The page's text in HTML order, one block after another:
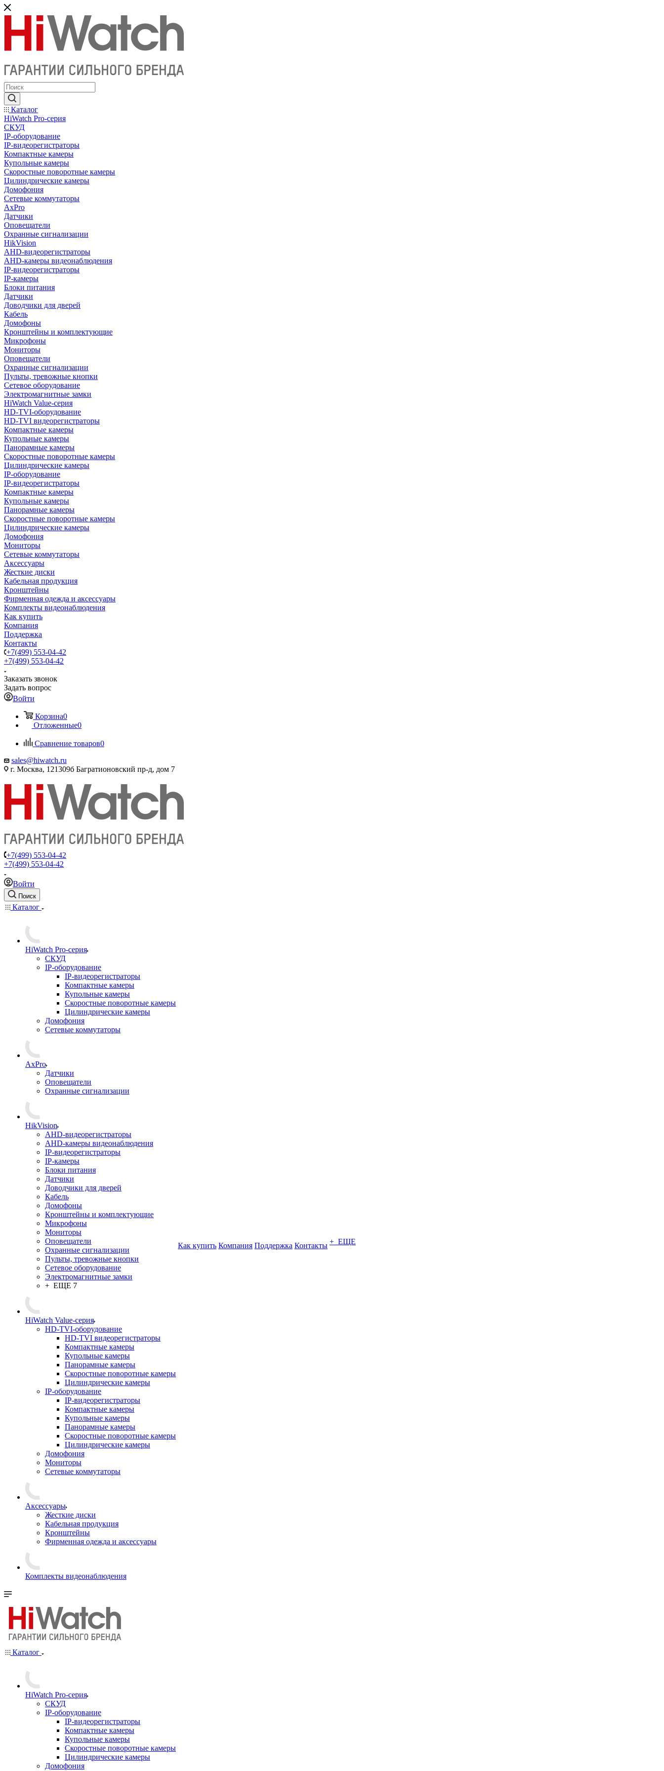
Каталог
HiWatch Pro-серия
CКУД
IP-оборудование
IP-видеорегистраторы
Компактные камеры
Купольные камеры
Скоростные поворотные камеры
Цилиндрические камеры
Домофония
Сетевые коммутаторы
AxPro
Датчики
Оповещатели
Охранные сигнализации
HikVision
AHD-видеорегистраторы
AHD-камеры видеонаблюдения
IP-видеорегистраторы
IP-камеры
Блоки питания
Датчики
Доводчики для дверей
Кабель
Домофоны
Кронштейны и комплектующие
Микрофоны
Мониторы
Оповещатели
Охранные сигнализации
Пульты, тревожные кнопки
Сетевое оборудование
Электромагнитные замки
HiWatch Value-серия
HD-TVI-оборудование
HD-TVI видеорегистраторы
Компактные камеры
Купольные камеры
Панорамные камеры
Скоростные поворотные камеры
Цилиндрические камеры
IP-оборудование
IP-видеорегистраторы
Компактные камеры
Купольные камеры
Панорамные камеры
Скоростные поворотные камеры
Цилиндрические камеры
Домофония
Мониторы
Сетевые коммутаторы
Аксессуары
Жесткие диски
Кабельная продукция
Кронштейны
Фирменная одежда и аксессуары
Комплекты видеонаблюдения
Как купить
Компания
Поддержка
Контакты
+7(499) 553-04-42
+7(499) 553-04-42
Заказать звонок
Задать вопрос
Войти
Корзина0
Отложенные0
Сравнение товаров0
sales@hiwatch.ru
г. Москва, 121309б Багратионовский пр-д, дом 7
+7(499) 553-04-42
+7(499) 553-04-42
Войти
Поиск
Каталог
HiWatch Pro-серия
CКУД
IP-оборудование
IP-видеорегистраторы
Компактные камеры
Купольные камеры
Скоростные поворотные камеры
Цилиндрические камеры
Домофония
Сетевые коммутаторы
AxPro
Датчики
Оповещатели
Охранные сигнализации
HikVision
AHD-видеорегистраторы
AHD-камеры видеонаблюдения
IP-видеорегистраторы
IP-камеры
Блоки питания
Датчики
Доводчики для дверей
Кабель
Домофоны
Кронштейны и комплектующие
Микрофоны
Мониторы
Оповещатели
Охранные сигнализации
Пульты, тревожные кнопки
Сетевое оборудование
Электромагнитные замки
+ ЕЩЕ 7
HiWatch Value-серия
HD-TVI-оборудование
HD-TVI видеорегистраторы
Компактные камеры
Купольные камеры
Панорамные камеры
Скоростные поворотные камеры
Цилиндрические камеры
IP-оборудование
IP-видеорегистраторы
Компактные камеры
Купольные камеры
Панорамные камеры
Скоростные поворотные камеры
Цилиндрические камеры
Домофония
Мониторы
Сетевые коммутаторы
Аксессуары
Жесткие диски
Кабельная продукция
Кронштейны
Фирменная одежда и аксессуары
Комплекты видеонаблюдения
Как купить Компания Поддержка Контакты + ЕЩЕ
Каталог
HiWatch Pro-серия
CКУД
IP-оборудование
IP-видеорегистраторы
Компактные камеры
Купольные камеры
Скоростные поворотные камеры
Цилиндрические камеры
Домофония